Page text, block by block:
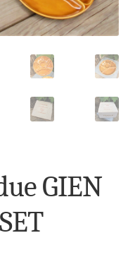
GIEN